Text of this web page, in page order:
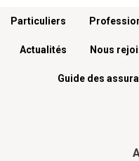
Menu footer
Particuliers
Actualités Nous
Guide des